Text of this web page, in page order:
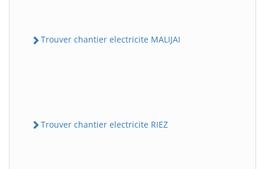
Trouver chantier electricite MALIJAI
Trouver chantier electricite RIEZ